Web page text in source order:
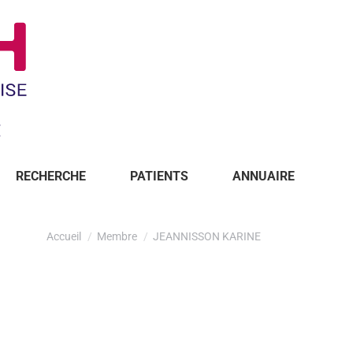
RECHERCHE PATIENTS ANNUAIRE
Accueil Membre JEANNISSON KARINE